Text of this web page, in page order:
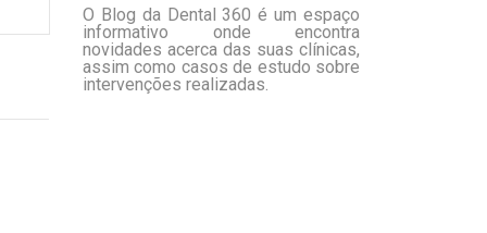
O Blog da Dental 360 é um espaço
informativo onde encontra
novidades acerca das suas clínicas,
assim como casos de estudo sobre
intervenções realizadas.